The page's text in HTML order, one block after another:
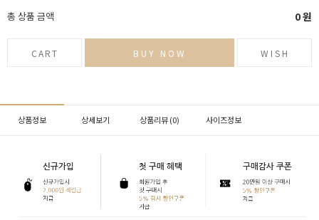
총 상품 금액 0원
CART BUY NOW WISH
상품정보 상세보기 상품리뷰 (0) 사이즈정보